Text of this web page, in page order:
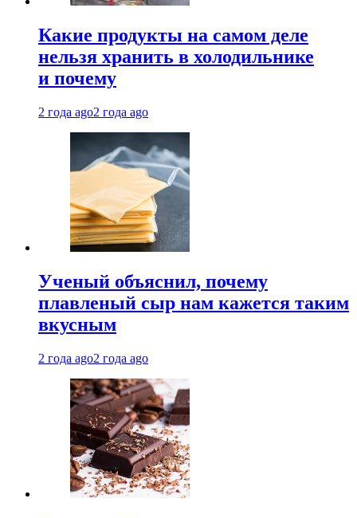
Какие продукты на самом деле
нельзя хранить в холодильнике
и почему
2 года ago2 года ago
Ученый объяснил, почему
плавленый сыр нам кажется таким
вкусным
2 года ago2 года ago